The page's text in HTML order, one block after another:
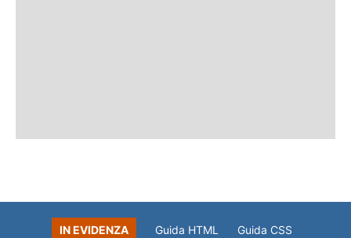
IN EVIDENZA Guida HTML
Guida CSS